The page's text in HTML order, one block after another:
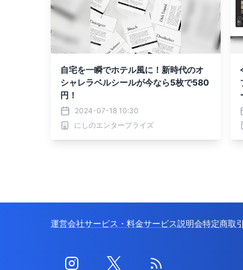
自宅を一瞬でホテル風に！新時代のオ
シャレラベルシールが今なら5枚で580
円！
2024-07-18 10:30
にしのエンタープライズ
運営会社サービス・料金サービス説明会特定商取